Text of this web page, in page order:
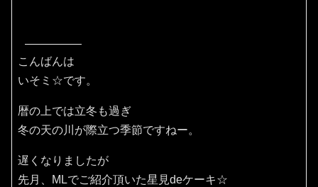
こんばんは
いそミ☆です。
暦の上では立冬も過ぎ
冬の天の川が際立つ季節ですねー。
遅くなりましたが
先月、MLでご紹介頂いた星見deケーキ☆